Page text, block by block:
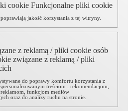
cookie Funkcjonalne pliki cookie
jakość korzystania z tej witryny.
z reklamą / pliki cookie osób
związane z reklamą / pliki
do poprawy komfortu korzystania z
treściom i rekomendacjom,
reklamom, funkcjom mediów
oraz do analizy ruchu na stronie.